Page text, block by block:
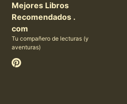
Mejores Libros
Recomendados .
com
Tu compañero de lecturas (y
aventuras)